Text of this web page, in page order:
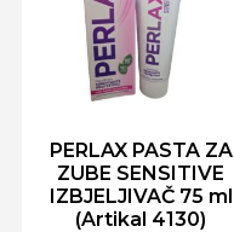
PERLAX PASTA ZA
ZUBE SENSITIVE
IZBJELJIVAČ 75 ml
(Artikal 4130)